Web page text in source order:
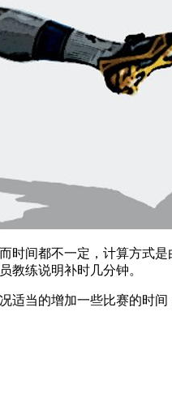
时间都不一定，计算方式
教练说明补时几分钟。
适当的增加一些比赛的时